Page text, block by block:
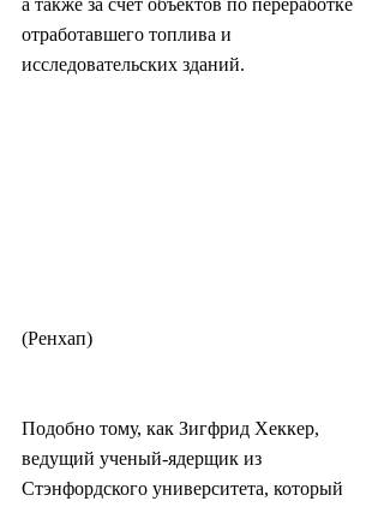
а также за счет объектов по переработке
отработавшего топлива и
исследовательских зданий.
(Ренхап)
Подобно тому, как Зигфрид Хеккер,
ведущий ученый-ядерщик из
Стэнфордского университета, который